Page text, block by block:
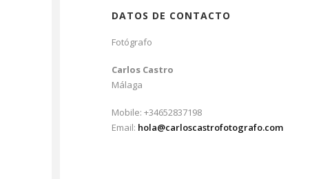
DATOS DE CONTACTO
Fotógrafo
Carlos Castro
Málaga
Mobile: +34652837198
Email: hola@carloscastrofotografo.com